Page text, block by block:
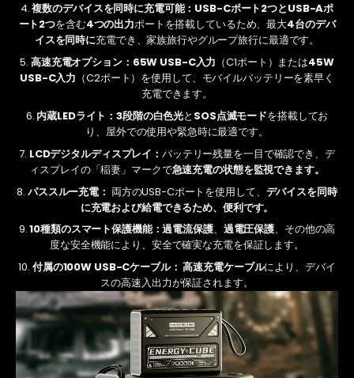
複数のデバイスを同時に充電可能： USB-Cポート2つとUSB-Aポ
ート2つを含む4つの出力ポートを搭載しているため、最大4台のデバ
イスを同時に充電でき 、家族旅行やグループ旅行に最適です。
高速充電オプション： 65W USB-C入力 （C1ポート）または45W
USB-C入力 （C2ポート） を使用して、モバイルバッテリーを素早く
充電できます。
内蔵LEDライト：3段階の白色光と SOS点滅モードを搭載してお
り 、屋外での使用や緊急時に最適です。
LCDデジタルディスプレイ： バッテリー残量を一目で確認でき、 デ
ィスプレイの「稲妻」マークで急速充電の状態を監視できます。
パススルー充電： 両方のUSB-Cポートを使用して、 デバイスを同時
に充電および給電できるため、便利です。
10種類のスマート保護機能：過電流保護、 過電圧保護、その他の高
度な安全機能により、安全で確実な充電を保証します。
付属の100W USB-Cケーブル： 高速充電ケーブルにより、デバイ
スの高速入出力が保証されます。